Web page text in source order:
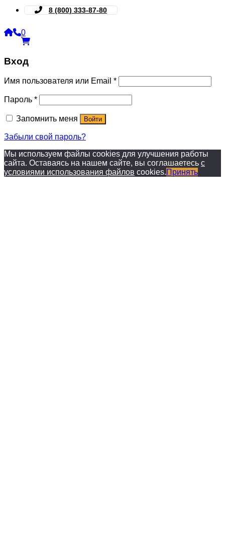
8 (800) 333-87-80
0
Вход
Имя пользователя или Email *
Пароль *
Запомнить меня Войти
Забыли свой пароль?
Мы используем файлы cookies для улучшения работы
сайта. Оставаясь на нашем сайте, вы соглашаетесь с
условиями использования файлов cookies.Принять